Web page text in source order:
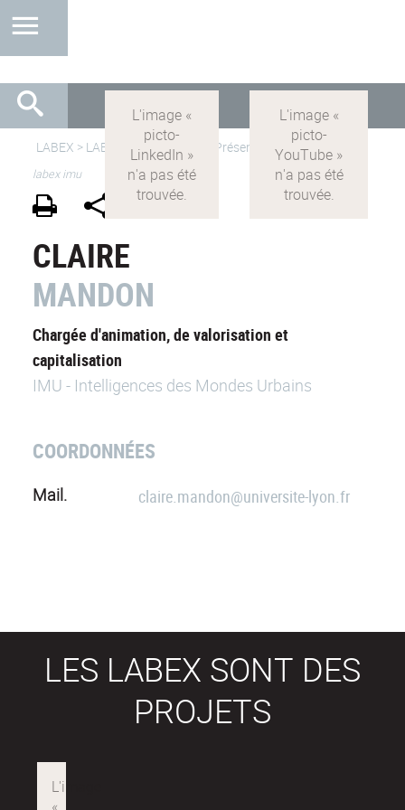
LABEX > LABEX IMU > IMU-FR > Présentation > équipe du
labex imu
CLAIRE
MANDON
Chargée d'animation, de valorisation et
capitalisation
IMU - Intelligences des Mondes Urbains
COORDONNÉES
Mail. claire.mandon@universite-lyon.fr
LES LABEX SONT DES
PROJETS